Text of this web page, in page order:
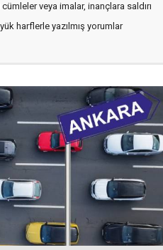
veya imalar, inançlara saldırı
harflerle yazılmış yorumlar